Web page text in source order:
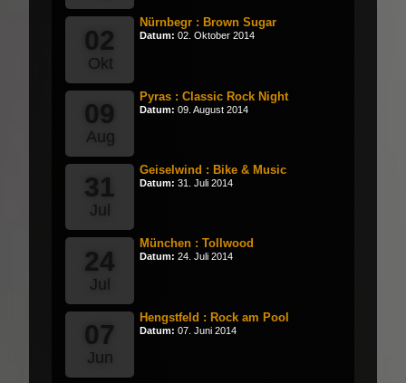
02
Okt
Nürnbegr : Brown Sugar
Datum: 02. Oktober 2014
09
Aug
Pyras : Classic Rock Night
Datum: 09. August 2014
31
Jul
Geiselwind : Bike & Music
Datum: 31. Juli 2014
24
Jul
München : Tollwood
Datum: 24. Juli 2014
07
Jun
Hengstfeld : Rock am Pool
Datum: 07. Juni 2014